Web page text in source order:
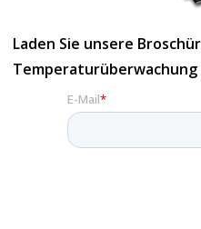
Laden Sie unsere